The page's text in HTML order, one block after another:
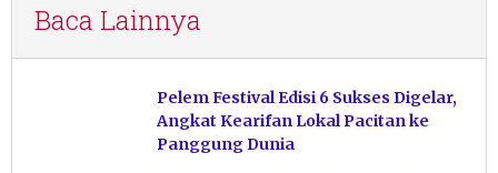
Baca Lainnya
Pelem Festival Edisi 6 Sukses Digelar,
Angkat Kearifan Lokal Pacitan ke
Panggung Dunia